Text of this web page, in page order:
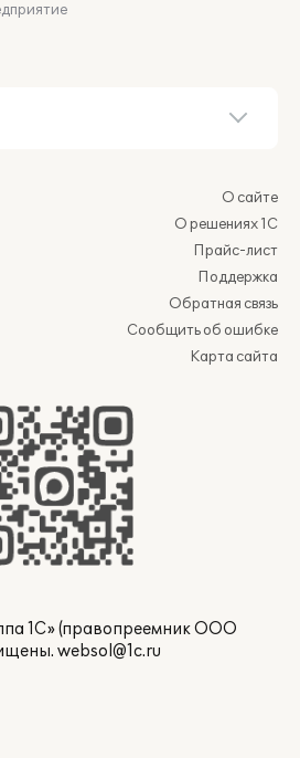
О сайте
О решениях 1С
Прайс-лист
Поддержка
Обратная связь
Сообщить об ошибке
Карта сайта
1С» (правопреемник ООО
websol@1c.ru